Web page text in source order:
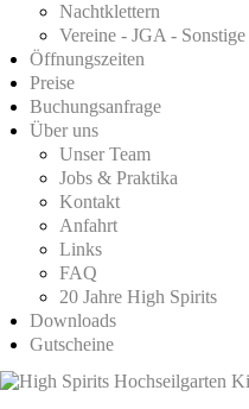
Nachtklettern
Vereine - JGA - Sonstige
Öffnungszeiten
Preise
Buchungsanfrage
Über uns
Unser Team
Jobs & Praktika
Kontakt
Anfahrt
Links
FAQ
20 Jahre High Spirits
Downloads
Gutscheine